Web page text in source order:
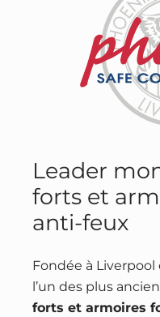
Leader
forts et
anti-feux
Fondée à Liverpool
l’un des plus
forts et armoires